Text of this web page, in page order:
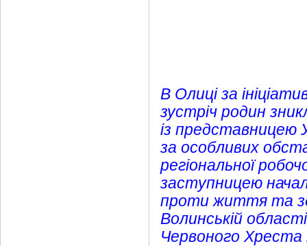
В Олиці за
зустріч родин
із представницею
за особливих
регіональної
заступницею
проти життя та
Волинській
Червоного Хреста